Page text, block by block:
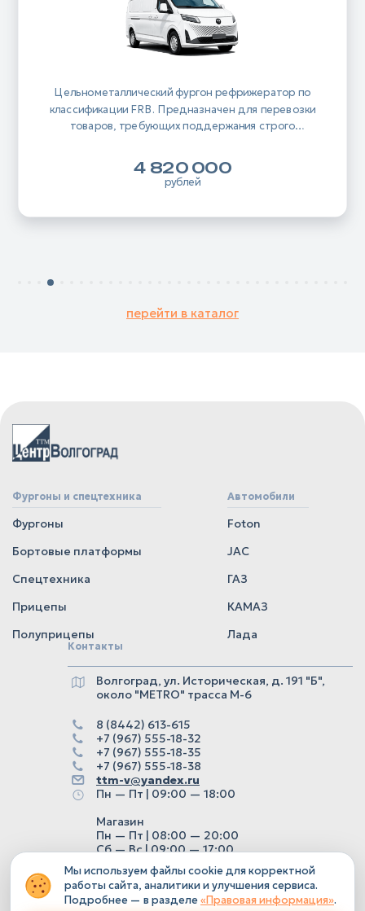
Цельнометаллический фургон рефрижератор по
классификации FRB. Предназначен для перевозки
товаров, требующих поддержания строго
4 820 000
рублей
перейти в каталог
Фургоны и спецтехника
Фургоны
Бортовые платформы
Спецтехника
Прицепы
Полуприцепы
Автомобили
Foton
JAC
ГАЗ
КАМАЗ
Лада
Контакты
Волгоград, ул. Историческая, д. 191 "Б",
около "METRO" трасса М-6
8 (8442) 613-615
+7 (967) 555-18-32
+7 (967) 555-18-35
+7 (967) 555-18-38
ttm-v@yandex.ru
Пн — Пт | 09:00 — 18:00
Магазин
Пн — Пт | 08:00 — 20:00
Сб — Вс | 09:00 — 17:00
Мы используем файлы cookie для корректной
работы сайта, аналитики и улучшения сервиса.
Подробнее — в разделе«Правовая информация».